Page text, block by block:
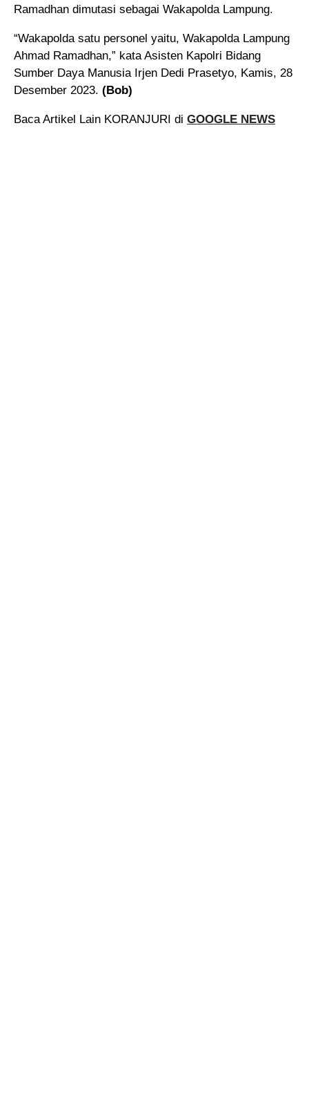
Ramadhan dimutasi sebagai Wakapolda Lampung.
“Wakapolda satu personel yaitu, Wakapolda Lampung
Ahmad Ramadhan,” kata Asisten Kapolri Bidang
Sumber Daya Manusia Irjen Dedi Prasetyo, Kamis, 28
Desember 2023. (Bob)
Baca Artikel Lain KORANJURI di GOOGLE NEWS